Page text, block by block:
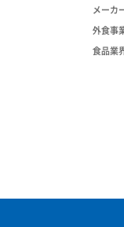
メーカ
外食事
食品業